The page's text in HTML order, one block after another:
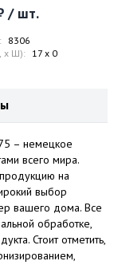
/ шт.
8306
x Ш): 17 x 0
– немецкое
всего мира.
на
выбор
вашего дома. Все
обработке,
Стоит отметить,